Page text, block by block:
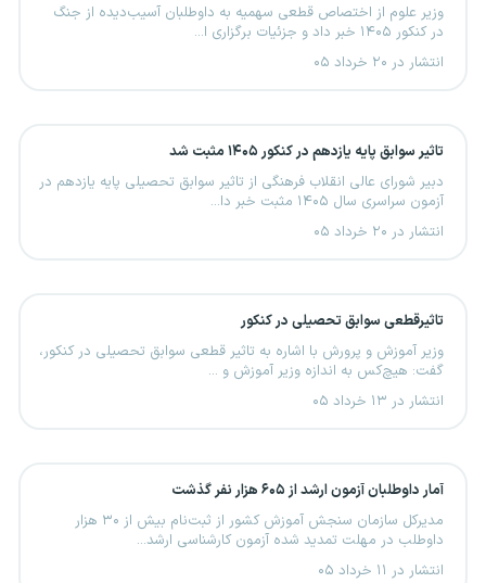
وزیر علوم از اختصاص قطعی سهمیه به داوطلبان آسیب‌دیده از جنگ
در کنکور ۱۴۰۵ خبر داد و جزئیات برگزاری ا...
انتشار در ۲۰ خرداد ۰۵
تاثیر سوابق پایه یازدهم در کنکور ۱۴۰۵ مثبت شد
دبیر شورای عالی انقلاب فرهنگی از تاثیر سوابق تحصیلی پایه یازدهم در
آزمون سراسری سال ۱۴۰۵ مثبت خبر دا...
انتشار در ۲۰ خرداد ۰۵
تاثیرقطعی سوابق تحصیلی در کنکور
وزیر آموزش و پرورش با اشاره به تاثیر قطعی سوابق تحصیلی در کنکور،
گفت: هیچ‌کس به اندازه وزیر آموزش و ...
انتشار در ۱۳ خرداد ۰۵
آمار داوطلبان آزمون ارشد از ۶۰۵ هزار نفر گذشت
مدیرکل سازمان سنجش آموزش کشور از ثبت‌نام بیش از ۳۰ هزار
داوطلب در مهلت تمدید شده آزمون کارشناسی ارشد...
انتشار در ۱۱ خرداد ۰۵